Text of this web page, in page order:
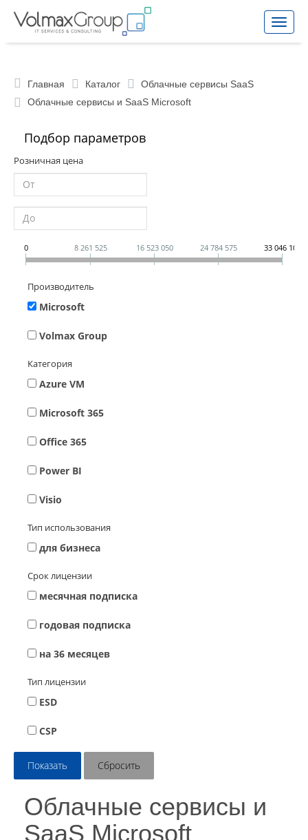
Toggle
Главная Каталог
Облачные сервисы SaaS
Облачные сервисы и SaaS Microsoft
Подбор параметров
Розничная цена
0 8 261 525 16 523 050 24 784 575 33 046 100
Производитель
Microsoft
Volmax Group
Категория
Azure VM
Microsoft 365
Office 365
Power BI
Visio
Тип использования
для бизнеса
Срок лицензии
месячная подписка
годовая подписка
на 36 месяцев
Тип лицензии
ESD
CSP
Облачные сервисы и
SaaS Microsoft